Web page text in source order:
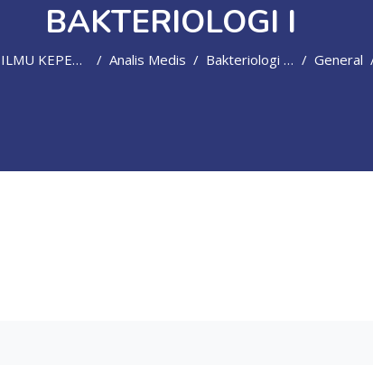
BAKTERIOLOGI I
ILMU KEPERAWATAN DAN KEBIDANAN Analis Medis Bakteriologi I(D4/SMT3-2021/2022) General